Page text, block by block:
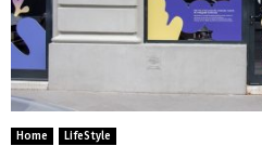
Home LifeStyle